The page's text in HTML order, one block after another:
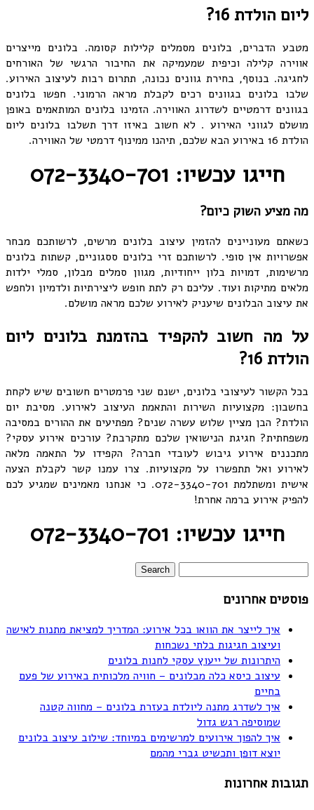
ליום הולדת 16?
מטבע הדברים, בלונים מסמלים קלילות קסומה. בלונים מייצרים
אווירה קלילה וכיפית שמעמיקה את החיבור הרגשי של האורחים
לחגיגה. בנוסף, בחירת גוונים נכונה, תתרום רבות לעיצוב האירוע.
שלבו בלונים בגוונים רכים לקבלת מראה הרמוני. חפשו בלונים
בגוונים דרמטיים לשדרוג האווירה. הזמינו בלונים המותאמים באופן
מושלם לגווני האירוע . לא חשוב באיזו דרך תשלבו בלונים ליום
הולדת 16 באירוע הבא שלכם, תיהנו ממינוף דרמטי של האווירה.
חייגו עכשיו: 072-3340-701
מה מציע השוק כיום?
כשאתם מעוניינים להזמין עיצוב בלונים מרשים, לרשותכם מבחר
אפשרויות אין סופי. לרשותכם זרי בלונים ססגוניים, קשתות בלונים
מרשימות, דמויות בלון ייחודיות, מגוון סמלים מבלון, סמלי ילדות
מלאים מתיקות ועוד. עליכם רק לתת חופש ליצירתיות ולדמיון ולחפש
את עיצוב הבלונים שיעניק לאירוע שלכם מראה מושלם.
על מה חשוב להקפיד בהזמנת בלונים ליום
הולדת 16?
בכל הקשור לעיצובי בלונים, ישנם שני פרמטרים חשובים שיש לקחת
בחשבון: מקצועיות השירות והתאמת העיצוב לאירוע. מסיבת יום
הולדת? הבן מציין שלוש עשרה שנים? מפתיעים את ההורים במסיבה
משפחתית? חגיגת הנישואין שלכם מתקרבת? עורכים אירוע עסקי?
מתכננים אירוע גיבוש לעובדי חברה? הקפידו על התאמה מלאה
לאירוע ואל תתפשרו על מקצועיות. צרו עמנו קשר לקבלת הצעה
אישית ומשתלמת 072-3340-701. כי אנחנו מאמינים שמגיע לכם
להפיק אירוע ברמה אחרת!
חייגו עכשיו: 072-3340-701
פוסטים אחרונים
איך לייצר את הוואו בכל אירוע: המדריך למציאת מתנות לאישה
ועיצוב חגיגות בלתי נשכחות
היתרונות של ייעוץ עסקי לחנות בלונים
עיצוב כיסא כלה מבלונים – חוויה מלכותית באירוע של פעם
בחיים
איך לשדרג מתנה ליולדת בעזרת בלונים – מחווה קטנה
שמוסיפה רגש גדול
איך להפוך אירועים למרשימים במיוחד: שילוב עיצוב בלונים
יוצא דופן ותכשיט גברי מהמם
תגובות אחרונות